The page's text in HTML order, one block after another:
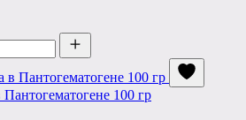
100 гр